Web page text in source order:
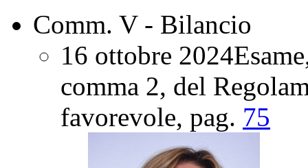
Comm. V - Bilancio
16 ottobre 2024
comma 2, del
favorevole, pag. 75